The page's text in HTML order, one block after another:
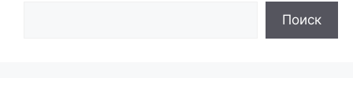
Поиск